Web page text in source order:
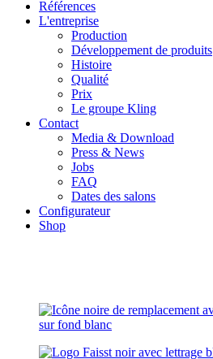
Références
L'entreprise
Production
Développement de produits
Histoire
Qualité
Prix
Le groupe Kling
Contact
Media & Download
Press & News
Jobs
FAQ
Dates des salons
Configurateur
Shop